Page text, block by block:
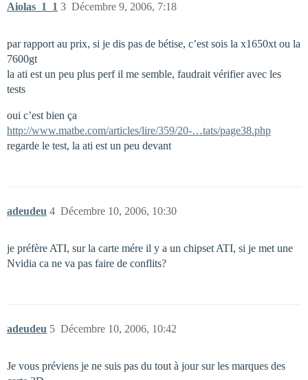
Aiolas_1_1 Décembre 9, 2006, 7:18
3
par rapport au prix, si je dis pas de bétise, c’est sois la x1650xt ou la
7600gt
la ati est un peu plus perf il me semble, faudrait vérifier avec les
tests
oui c’est bien ça
http://www.matbe.com/articles/lire/359/20-…tats/page38.php
regarde le test, la ati est un peu devant
adeudeu Décembre 10, 2006, 10:30
4
je préfère ATI, sur la carte mére il y a un chipset ATI, si je met une
Nvidia ca ne va pas faire de conflits?
adeudeu Décembre 10, 2006, 10:42
5
Je vous préviens je ne suis pas du tout à jour sur les marques des